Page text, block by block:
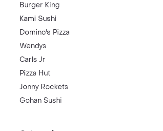
Burger King
Kami Sushi
Domino's Pizza
Wendys
Carls Jr
Pizza Hut
Jonny Rockets
Gohan Sushi